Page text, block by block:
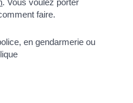
faire.